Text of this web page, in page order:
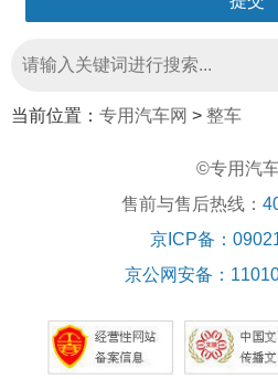
当前位置： 专用汽车网 > 整车
©专用汽
售前与售后热线：
京ICP备：
京公网安备：